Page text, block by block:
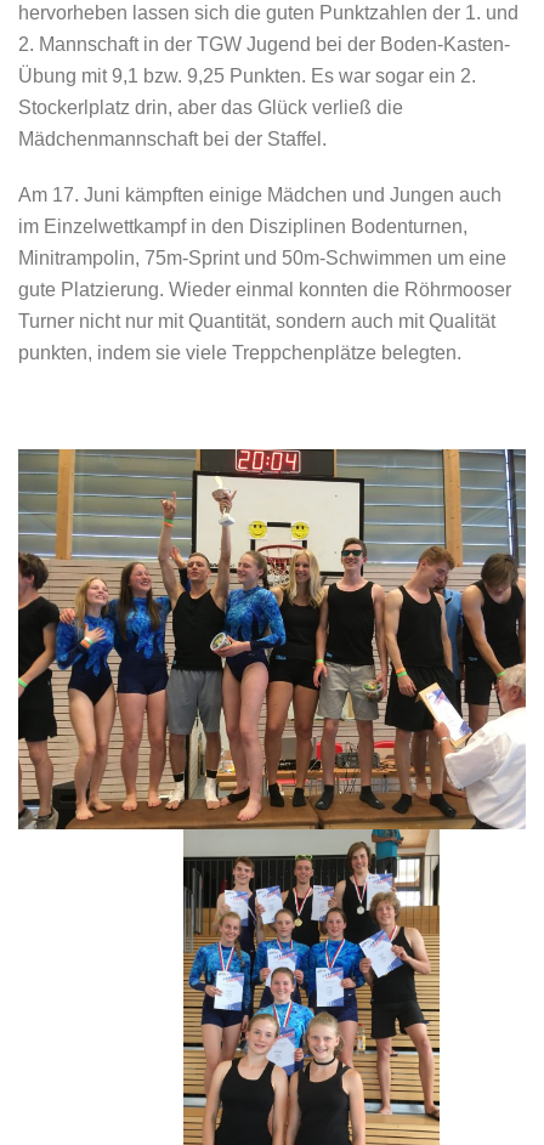
hervorheben lassen sich die guten Punktzahlen der 1. und
2. Mannschaft in der TGW Jugend bei der Boden-Kasten-
Übung mit 9,1 bzw. 9,25 Punkten. Es war sogar ein 2.
Stockerlplatz drin, aber das Glück verließ die
Mädchenmannschaft bei der Staffel.
Am 17. Juni kämpften einige Mädchen und Jungen auch
im Einzelwettkampf in den Disziplinen Bodenturnen,
Minitrampolin, 75m-Sprint und 50m-Schwimmen um eine
gute Platzierung. Wieder einmal konnten die Röhrmooser
Turner nicht nur mit Quantität, sondern auch mit Qualität
punkten, indem sie viele Treppchenplätze belegten.